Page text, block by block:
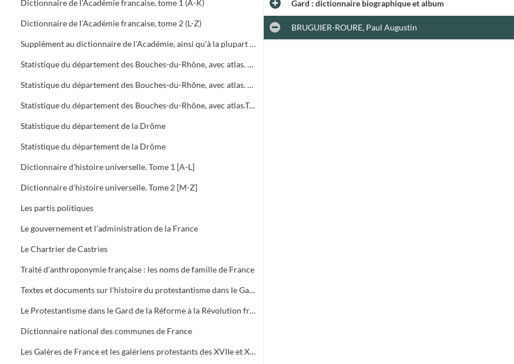
Dictionnaire de l'Académie francaise, tome 1 (A-K)
Dictionnaire de l'Académie francaise, tome 2 (L-Z)
Supplément au dictionnaire de l'Académie, ainsi qu'à la plupart des autres lexiques français...
Statistique du département des Bouches-du-Rhône, avec atlas. Tome 1 : Topographie physique. Histoire naturelle
Statistique du département des Bouches-du-Rhône, avec atlas. Tome 2 : Antiquités. Topographie administrative
Statistique du département des Bouches-du-Rhône, avec atlas.Tome 3 : Etat social. Etablissements et travaux publics
Statistique du département de la Drôme
Statistique du département de la Drôme
Dictionnaire d'histoire universelle. Tome 1 [A-L]
Dictionnaire d'histoire universelle. Tome 2 [M-Z]
Les partis politiques
Le gouvernement et l'administration de la France
Le Chartrier de Castries
Traité d'anthroponymie française : les noms de famille de France
Textes et documents sur l'histoire du protestantisme dans le Gard
Le Protestantisme dans le Gard de la Réforme à la Révolution française : Exposition
Dictionnaire national des communes de France
Les Galères de France et les galériens protestants des XVIIe et XVIIIe siècles. Tome 1
Gard : dictionnaire biographique et album
BRUGUIER-ROURE, Paul Augustin